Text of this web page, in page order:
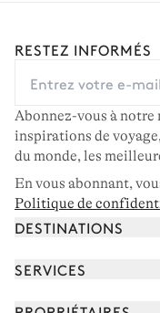
RESTEZ INFORMÉS
Abonnez-vous à
inspirations de
du monde, les
En vous abonnant,
Politique de
DESTINATIONS
Alpes françaises
SERVICES
Réserver vos vacances